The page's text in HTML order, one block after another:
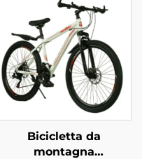
Bicicletta da
montagna